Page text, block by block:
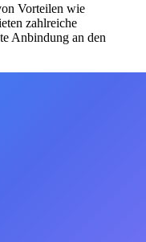
Vorteilen wie
zahlreiche
Anbindung an den